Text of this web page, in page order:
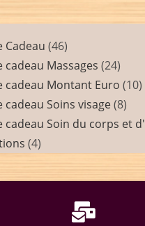
Cadeau 46
cadeau Massages 24
cadeau Montant Euro 10
cadeau Soins visage 8
cadeau Soin du corps et
4